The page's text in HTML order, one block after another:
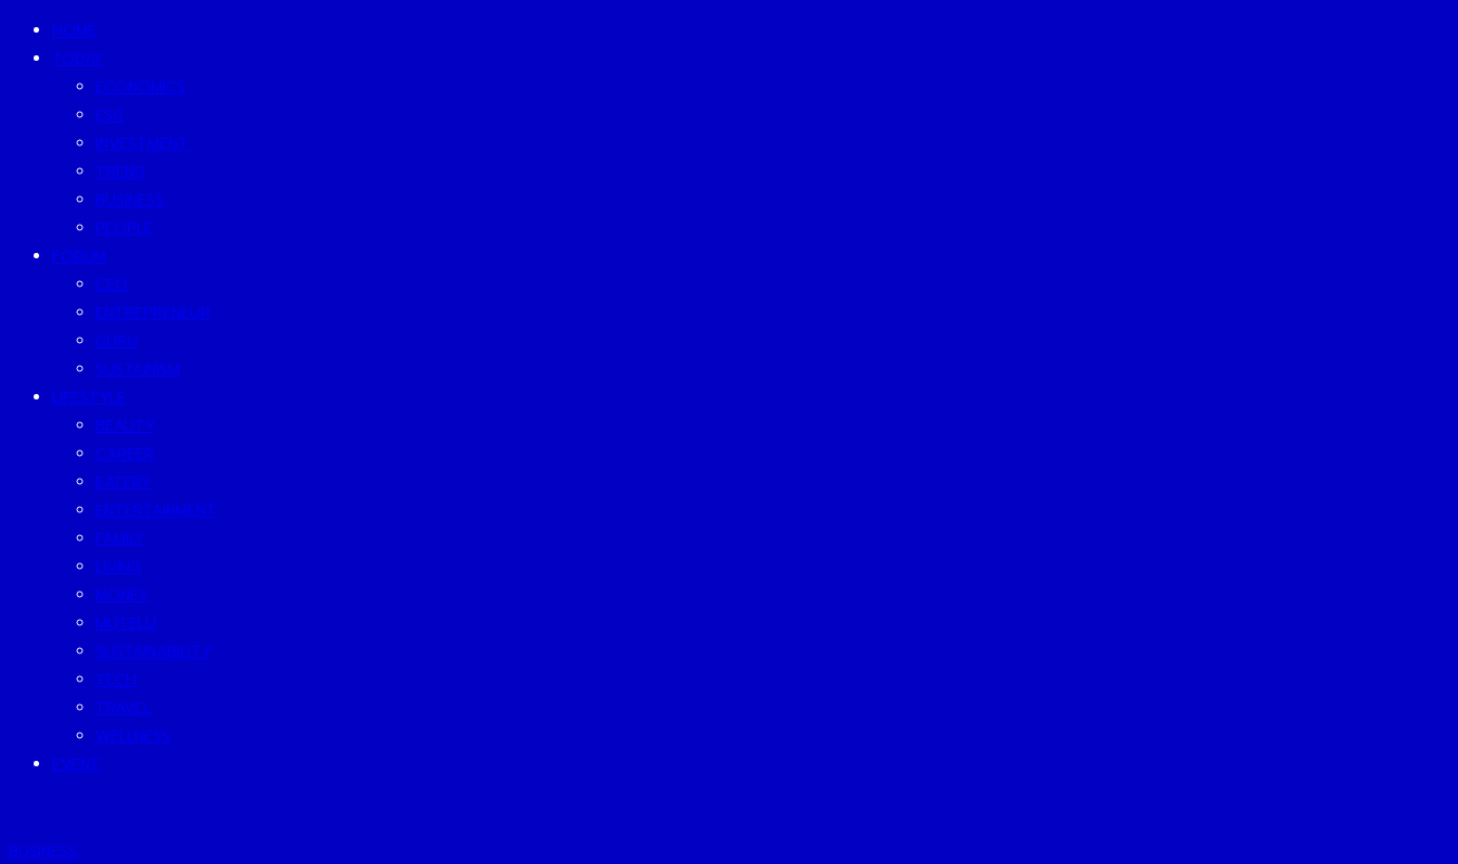
HOME
TODAY
ECONOMICS
ESG
INVESTMENT
TREND
BUSINESS
PEOPLE
FORUM
CEO
ENTREPRENEUR
GURU
SUSTAINISM
LIFESTYLE
BEAUTY
CAREER
EATERY
ENTERTAINMENT
FAMILY
LIVING
MONEY
MUTELU
SUSTAINABILITY
TECH
TRAVEL
WELLNESS
EVENT
BUSINESS